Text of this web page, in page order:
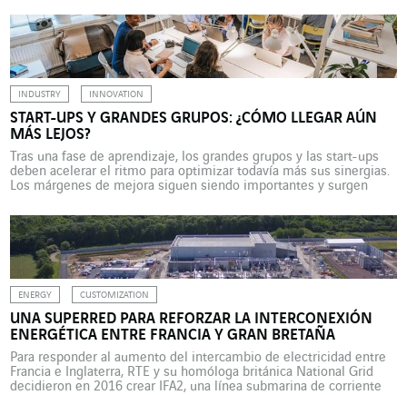
personas mayores de 85 años. En treinta años, esta cifra se habrá
triplicado. En 2016, casi 7.500 […]
INDUSTRY INNOVATION
START-UPS Y GRANDES GRUPOS: ¿CÓMO LLEGAR AÚN
MÁS LEJOS?
Tras una fase de aprendizaje, los grandes grupos y las start-ups
deben acelerar el ritmo para optimizar todavía más sus sinergias.
Los márgenes de mejora siguen siendo importantes y surgen
digital de VINCI Energies Deutschland. Queda ya lejos la época en
la que grandes grupos y start-ups […]
ENERGY CUSTOMIZATION
UNA SUPERRED PARA REFORZAR LA INTERCONEXIÓN
ENERGÉTICA ENTRE FRANCIA Y GRAN BRETAÑA
Para responder al aumento del intercambio de electricidad entre
Francia e Inglaterra, RTE y su homóloga británica National Grid
decidieron en 2016 crear IFA2, una línea submarina de corriente